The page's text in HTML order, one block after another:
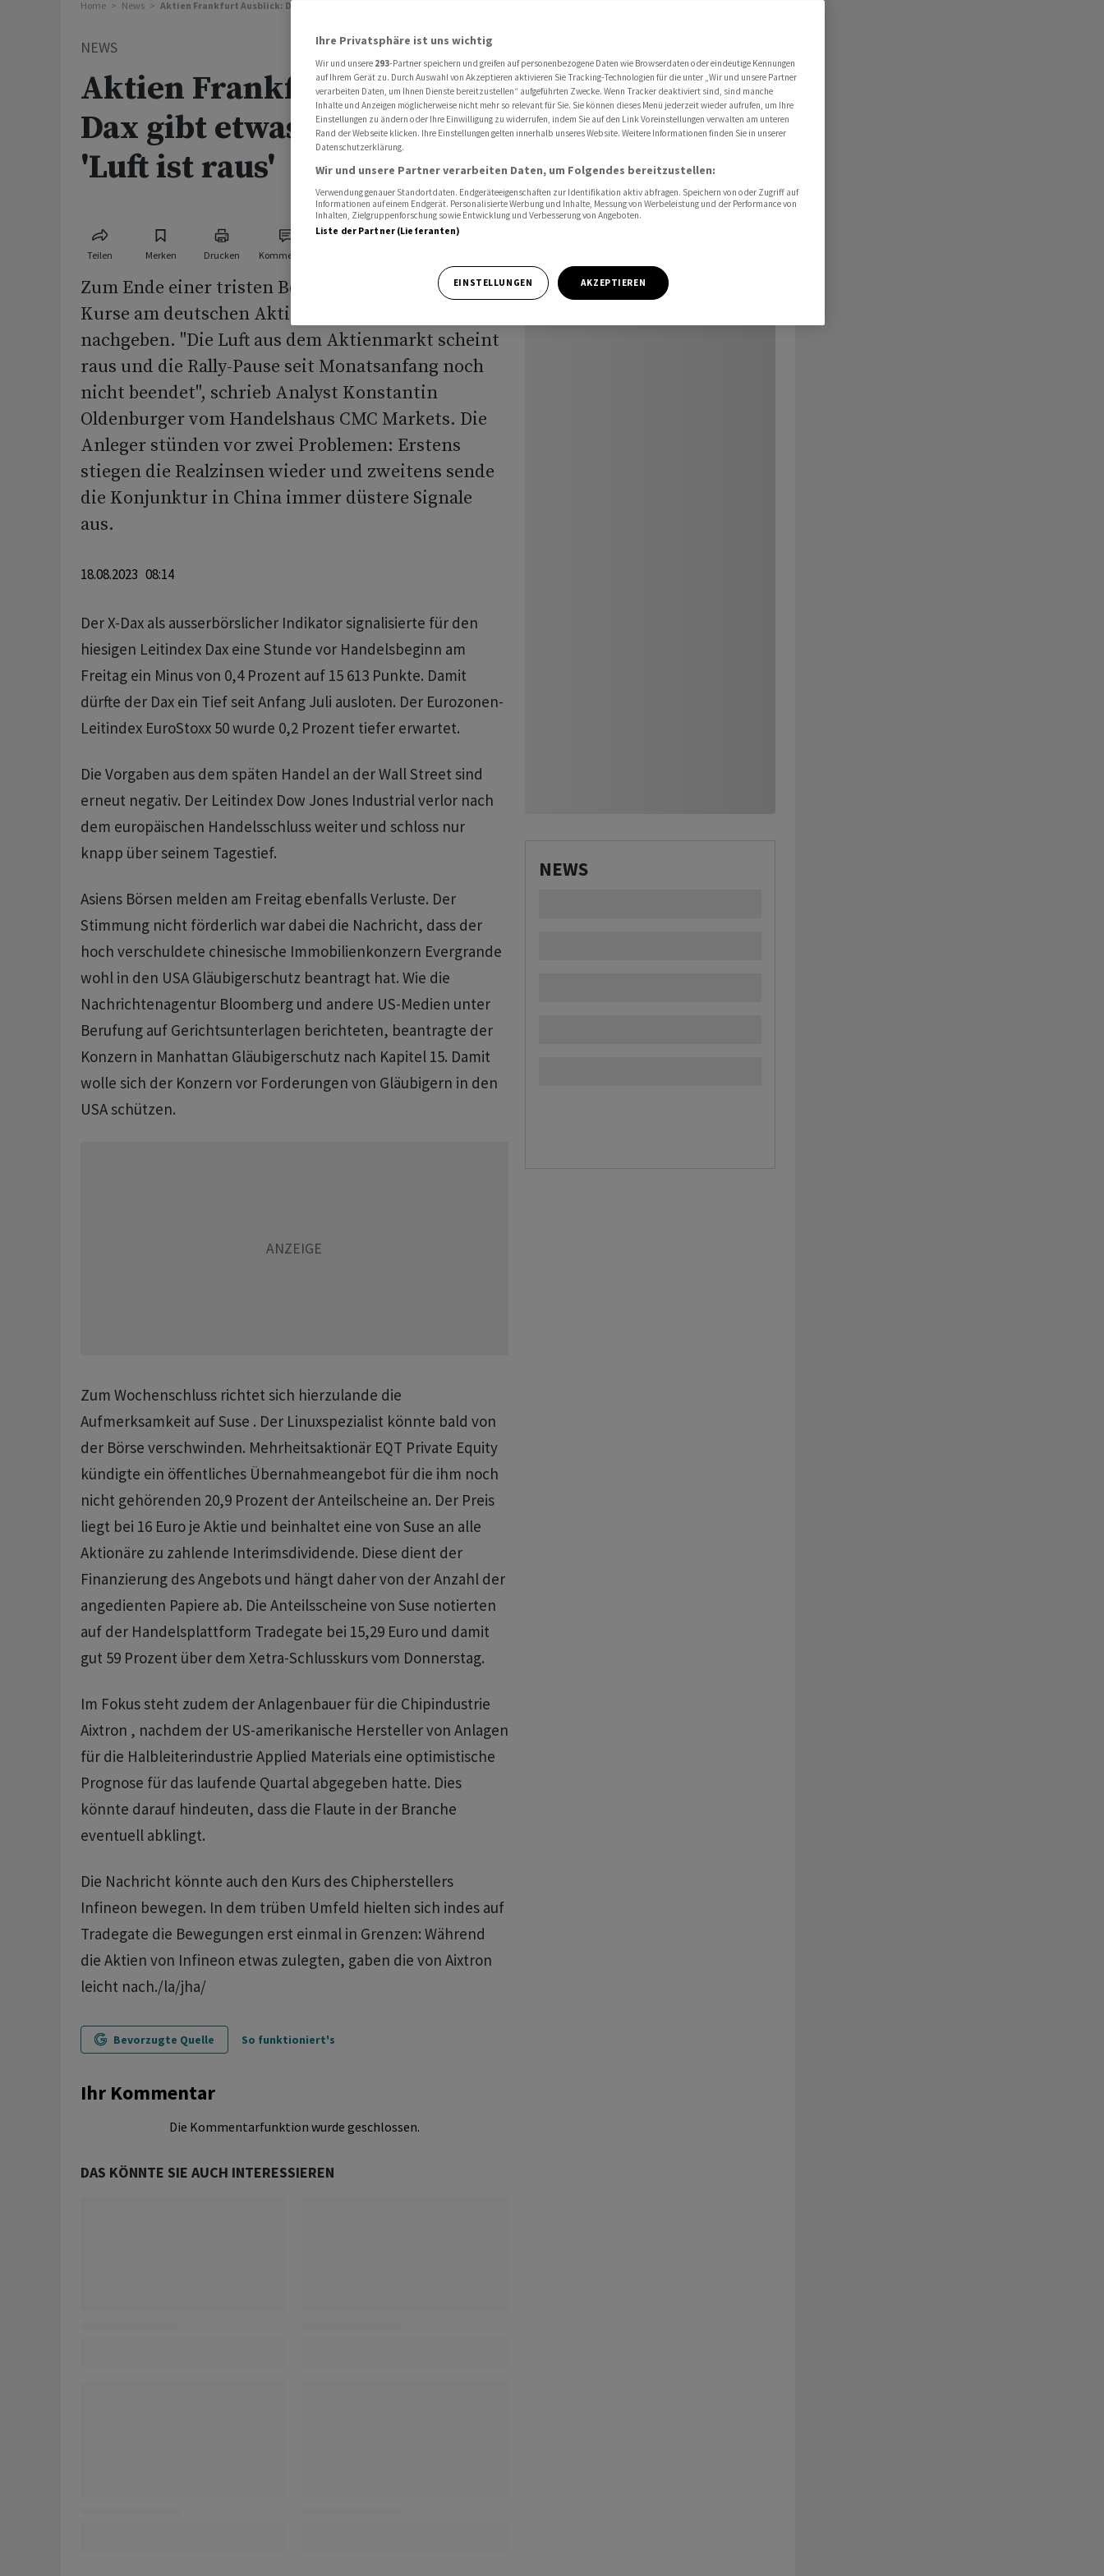
Home News Aktien Frankfurt Ausblick: Dax gibt etwas weiter nach - 'Luft ist raus'
NEWS
Aktien Frankfurt Ausblick:
Dax gibt etwas weiter nach -
'Luft ist raus'
Teilen Merken Drucken Kommentare
Zum Ende einer tristen Börsenwoche dürften die
Kurse am deutschen Aktienmarkt nochmals leicht
nachgeben. "Die Luft aus dem Aktienmarkt scheint
raus und die Rally-Pause seit Monatsanfang noch
nicht beendet", schrieb Analyst Konstantin
Oldenburger vom Handelshaus CMC Markets. Die
Anleger stünden vor zwei Problemen: Erstens
stiegen die Realzinsen wieder und zweitens sende
die Konjunktur in China immer düstere Signale
aus.
18.08.2023 08:14
Der X-Dax als ausserbörslicher Indikator signalisierte für den
hiesigen Leitindex Dax eine Stunde vor Handelsbeginn am
Freitag ein Minus von 0,4 Prozent auf 15 613 Punkte. Damit
dürfte der Dax ein Tief seit Anfang Juli ausloten. Der Eurozonen-
Leitindex EuroStoxx 50 wurde 0,2 Prozent tiefer erwartet.
Die Vorgaben aus dem späten Handel an der Wall Street sind
erneut negativ. Der Leitindex Dow Jones Industrial verlor nach
dem europäischen Handelsschluss weiter und schloss nur
knapp über seinem Tagestief.
Asiens Börsen melden am Freitag ebenfalls Verluste. Der
Stimmung nicht förderlich war dabei die Nachricht, dass der
hoch verschuldete chinesische Immobilienkonzern Evergrande
wohl in den USA Gläubigerschutz beantragt hat. Wie die
Nachrichtenagentur Bloomberg und andere US-Medien unter
Berufung auf Gerichtsunterlagen berichteten, beantragte der
Konzern in Manhattan Gläubigerschutz nach Kapitel 15. Damit
wolle sich der Konzern vor Forderungen von Gläubigern in den
USA schützen.
Zum Wochenschluss richtet sich hierzulande die
Aufmerksamkeit auf Suse . Der Linuxspezialist könnte bald von
der Börse verschwinden. Mehrheitsaktionär EQT Private Equity
kündigte ein öffentliches Übernahmeangebot für die ihm noch
nicht gehörenden 20,9 Prozent der Anteilscheine an. Der Preis
liegt bei 16 Euro je Aktie und beinhaltet eine von Suse an alle
Aktionäre zu zahlende Interimsdividende. Diese dient der
Finanzierung des Angebots und hängt daher von der Anzahl der
angedienten Papiere ab. Die Anteilsscheine von Suse notierten
auf der Handelsplattform Tradegate bei 15,29 Euro und damit
gut 59 Prozent über dem Xetra-Schlusskurs vom Donnerstag.
Im Fokus steht zudem der Anlagenbauer für die Chipindustrie
Aixtron , nachdem der US-amerikanische Hersteller von Anlagen
für die Halbleiterindustrie Applied Materials eine optimistische
Prognose für das laufende Quartal abgegeben hatte. Dies
könnte darauf hindeuten, dass die Flaute in der Branche
eventuell abklingt.
Die Nachricht könnte auch den Kurs des Chipherstellers
Infineon bewegen. In dem trüben Umfeld hielten sich indes auf
Tradegate die Bewegungen erst einmal in Grenzen: Während
die Aktien von Infineon etwas zulegten, gaben die von Aixtron
leicht nach./la/jha/
Bevorzugte Quelle So funktioniert's
Ihr Kommentar
Die Kommentarfunktion wurde geschlossen.
DAS KÖNNTE SIE AUCH INTERESSIEREN
NEWS
Ihre Privatsphäre ist uns wichtig
Wir und unsere 293-Partner speichern und greifen auf personenbezogene Daten wie Browserdaten oder eindeutige Kennungen
auf Ihrem Gerät zu. Durch Auswahl von Akzeptieren aktivieren Sie Tracking-Technologien für die unter „Wir und unsere Partner
verarbeiten Daten, um Ihnen Dienste bereitzustellen“ aufgeführten Zwecke. Wenn Tracker deaktiviert sind, sind manche
Inhalte und Anzeigen möglicherweise nicht mehr so relevant für Sie. Sie können dieses Menü jederzeit wieder aufrufen, um Ihre
Einstellungen zu ändern oder Ihre Einwilligung zu widerrufen, indem Sie auf den Link Voreinstellungen verwalten am unteren
Rand der Webseite klicken. Ihre Einstellungen gelten innerhalb unseres Website. Weitere Informationen finden Sie in unserer
Datenschutzerklärung.
Wir und unsere Partner verarbeiten Daten, um Folgendes bereitzustellen:
Verwendung genauer Standortdaten. Endgeräteeigenschaften zur Identifikation aktiv abfragen. Speichern von oder Zugriff auf
Informationen auf einem Endgerät. Personalisierte Werbung und Inhalte, Messung von Werbeleistung und der Performance von
Inhalten, Zielgruppenforschung sowie Entwicklung und Verbesserung von Angeboten.
Liste der Partner (Lieferanten)
EINSTELLUNGEN AKZEPTIEREN